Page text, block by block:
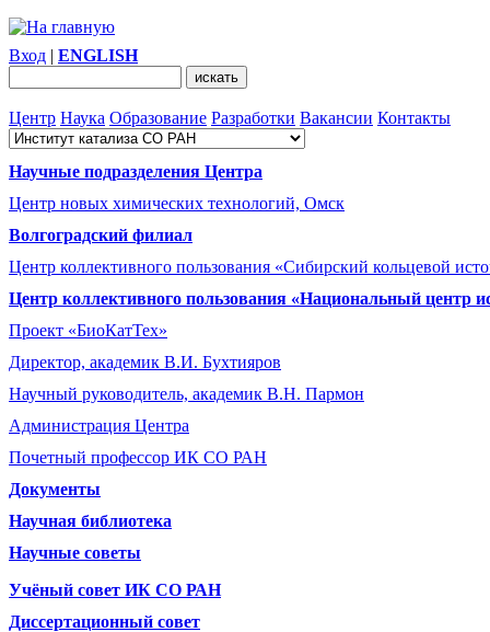
Вход | ENGLISH
Центр Наука Образование Разработки Вакансии Контакты
Научные подразделения Центра
Центр новых химических технологий, Омск
Волгоградский филиал
Центр коллективного пользования «Сибирский кольцевой
Центр коллективного пользования «Национальный центр
Проект «БиоКатТех»
Директор, академик В.И. Бухтияров
Научный руководитель, академик В.Н. Пармон
Администрация Центра
Почетный профессор ИК СО РАН
Документы
Научная библиотека
Научные советы
Учёный совет ИК СО РАН
Диссертационный совет